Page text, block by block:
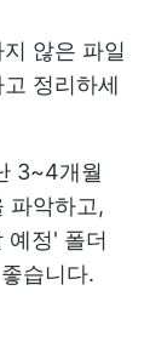
않은 파일
정리하세
3~4개월
파악하고,
예정' 폴더
습니다.